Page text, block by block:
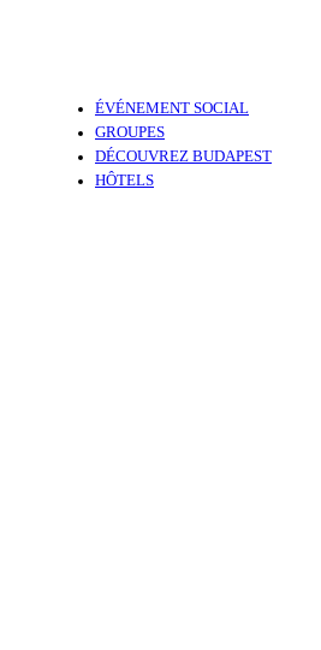
ÉVÉNEMENT SOCIAL
GROUPES
DÉCOUVREZ BUDAPEST
HÔTELS